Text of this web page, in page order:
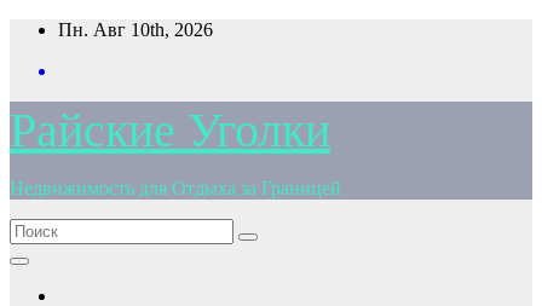
Перейти
содержимому
Пн. Авг 10th, 2026
Райские Уголки
Недвижимость для Отдыха за Границей